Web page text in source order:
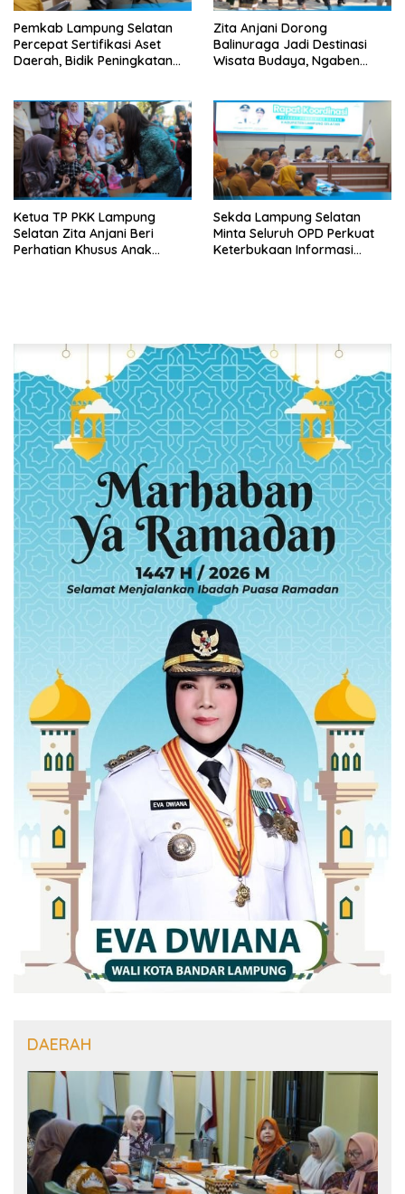
Pemkab Lampung Selatan
Percepat Sertifikasi Aset
Daerah, Bidik Peningkatan
Zita Anjani Dorong
Balinuraga Jadi Destinasi
Wisata Budaya, Ngaben
Ketua TP PKK Lampung
Selatan Zita Anjani Beri
Perhatian Khusus Anak
Sekda Lampung Selatan
Minta Seluruh OPD Perkuat
Keterbukaan Informasi
DAERAH